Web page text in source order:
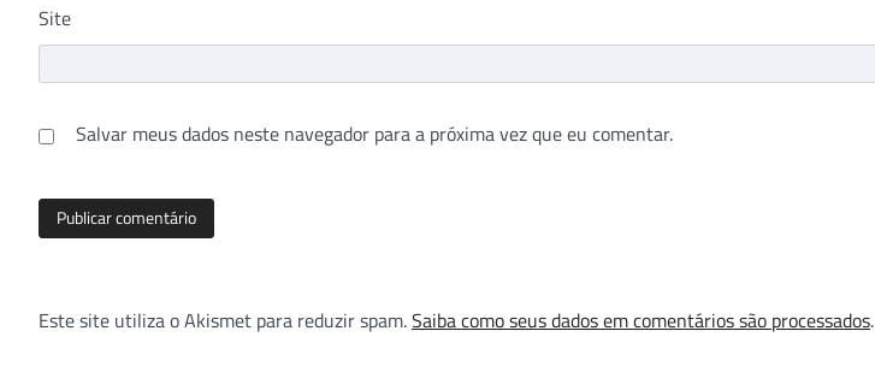
Site
Salvar meus dados neste navegador para a próxima vez que eu comentar.
Este site utiliza o Akismet para reduzir spam.Saiba como seus dados em comentários são processados.